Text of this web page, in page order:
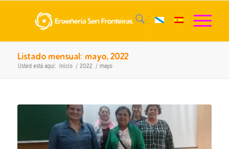
Listado mensual: mayo, 2022
Usted está aquí: Inicio / 2022 / mayo